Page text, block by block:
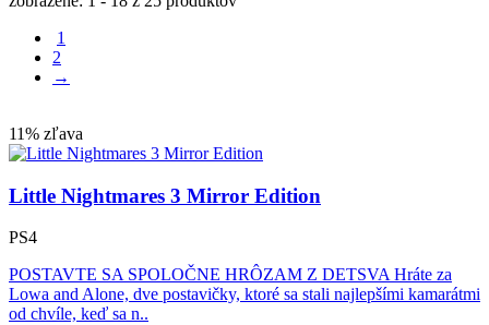
1
2
→
11% zľava
Little Nightmares 3 Mirror Edition
PS4
POSTAVTE SA SPOLOČNE HRÔZAM Z DETSVA Hráte za
Lowa and Alone, dve postavičky, ktoré sa stali najlepšími kamarátmi
od chvíle, keď sa n..